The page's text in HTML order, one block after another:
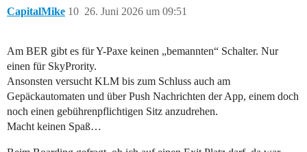
CapitalMike 26. Juni 2026 um 09:51
10
Am BER gibt es für Y-Paxe keinen „bemannten“ Schalter. Nur
einen für SkyPrority.
Ansonsten versucht KLM bis zum Schluss auch am
Gepäckautomaten und über Push Nachrichten der App, einem doch
noch einen gebührenpflichtigen Sitz anzudrehen.
Macht keinen Spaß…